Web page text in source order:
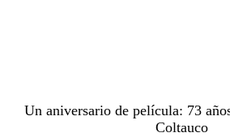
Un aniversario de película: 73
Coltauco